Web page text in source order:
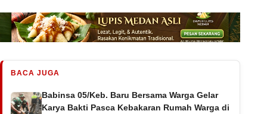
BACA JUGA
Babinsa 05/Keb. Baru Bersama Warga Gelar
Karya Bakti Pasca Kebakaran Rumah Warga di